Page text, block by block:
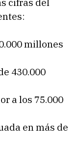
cifras del
millones
430.000
a los 75.000
en más de